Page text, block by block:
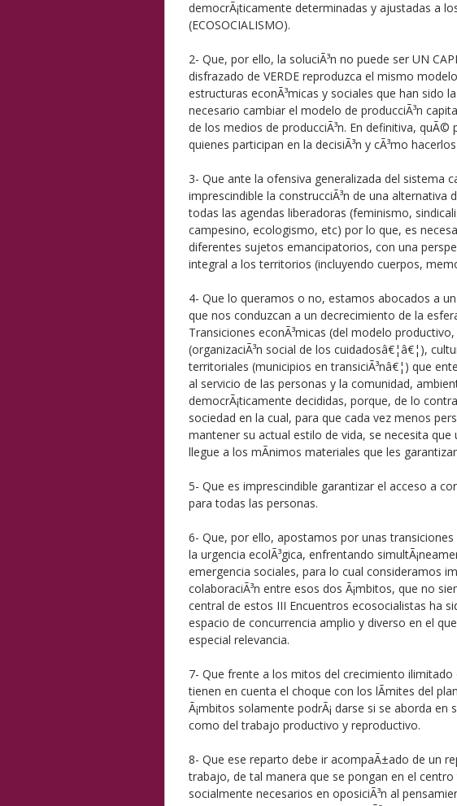
democrÃ¡ticamente determinadas y ajustadas a
(ECOSOCIALISMO).
2- Que, por ello, la soluciÃ³n no puede ser UN
disfrazado de VERDE reproduzca el mismo
estructuras econÃ³micas y sociales que han sido
necesario cambiar el modelo de producciÃ³n
de los medios de producciÃ³n. En definitiva,
quienes participan en la decisiÃ³n y cÃ³mo
3- Que ante la ofensiva generalizada del sistema
imprescindible la construcciÃ³n de una alternativa
todas las agendas liberadoras (feminismo,
campesino, ecologismo, etc) por lo que, es
diferentes sujetos emancipatorios, con una
integral a los territorios (incluyendo cuerpos,
4- Que lo queramos o no, estamos abocados a
que nos conduzcan a un decrecimiento de la
Transiciones econÃ³micas (del modelo
(organizaciÃ³n social de los cuidadosâ€¦â€¦),
territoriales (municipios en transiciÃ³nâ€¦) que
al servicio de las personas y la comunidad,
democrÃ¡ticamente decididas, porque, de lo
sociedad en la cual, para que cada vez menos
mantener su actual estilo de vida, se necesita
llegue a los mÃ­nimos materiales que les
5- Que es imprescindible garantizar el acceso a
para todas las personas.
6- Que, por ello, apostamos por unas
la urgencia ecolÃ³gica, enfrentando
emergencia sociales, para lo cual consideramos
colaboraciÃ³n entre esos dos Ã¡mbitos, que no
central de estos III Encuentros ecosocialistas ha
espacio de concurrencia amplio y diverso en el
especial relevancia.
7- Que frente a los mitos del crecimiento
tienen en cuenta el choque con los lÃ­mites del
Ã¡mbitos solamente podrÃ¡ darse si se aborda en
como del trabajo productivo y reproductivo.
8- Que ese reparto debe ir acompaÃ±ado de un
trabajo, de tal manera que se pongan en el
socialmente necesarios en oposiciÃ³n al